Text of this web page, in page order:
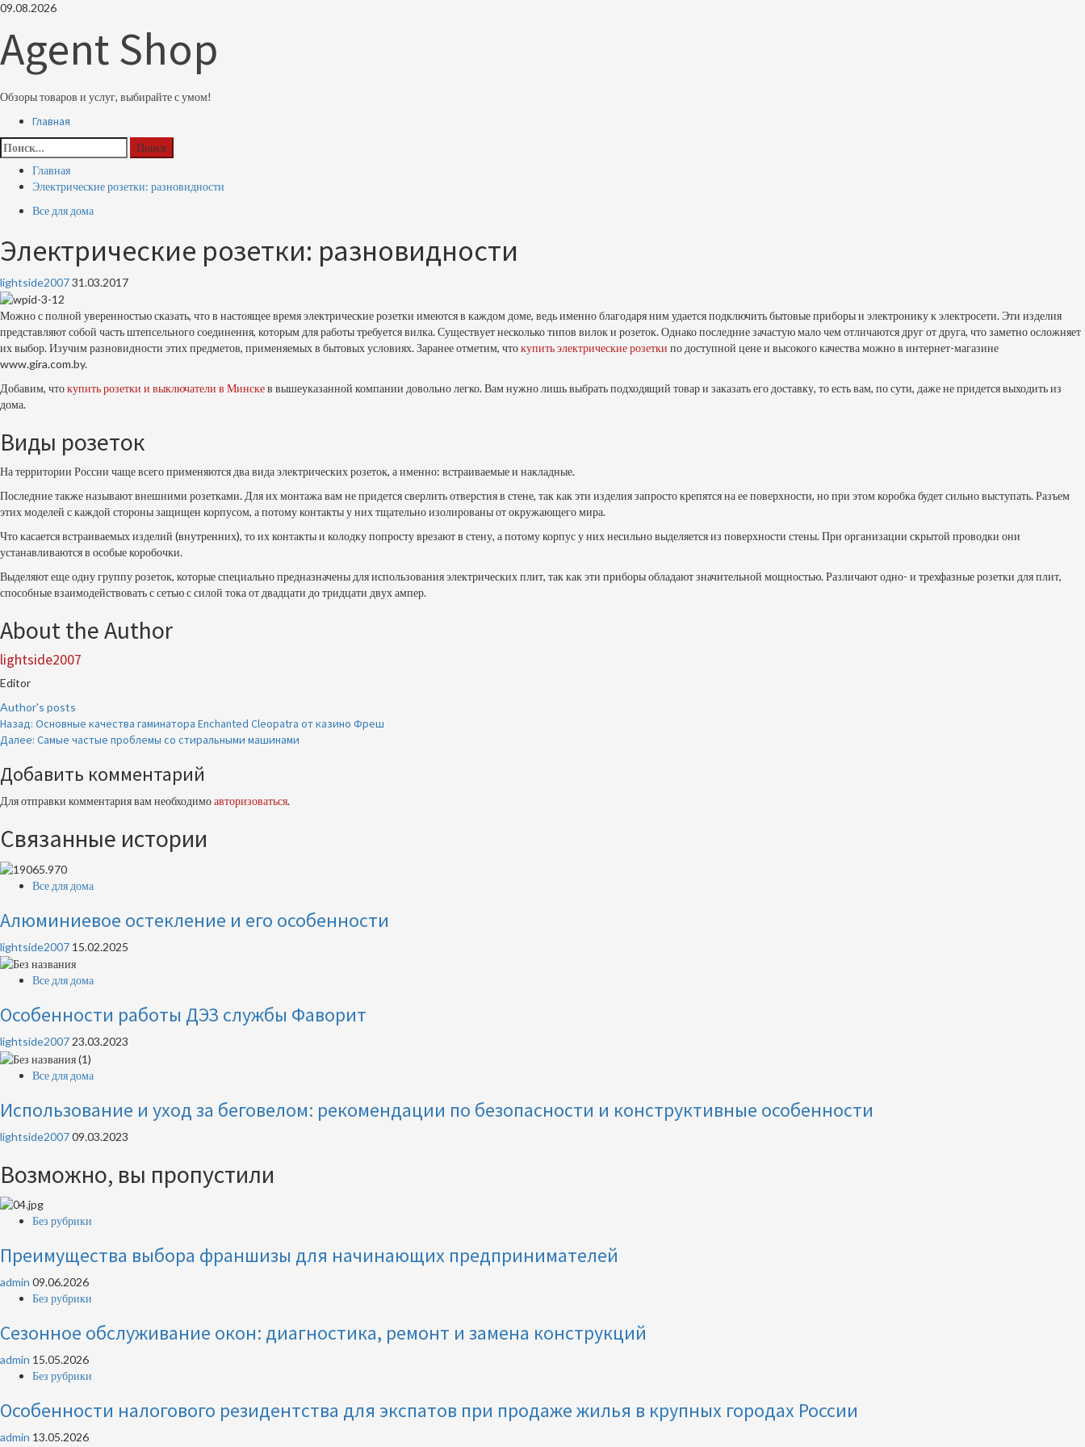
Перейти
содержимому
09.08.2026
Agent Shop
Обзоры товаров и услуг, выбирайте с умом!
Основное
меню
Главная
Найти:
Главная
Электрические розетки: разновидности
Все для дома
Электрические розетки: разновидности
lightside200731.03.2017
Можно с полной уверенностью сказать, что в настоящее время электрические розетки имеются в каждом доме, ведь именно благодаря ним удается подключить бытовые приборы и электронику к электросети. Эти изделия
представляют собой часть штепсельного соединения, которым для работы требуется вилка. Существует несколько типов вилок и розеток. Однако последние зачастую мало чем отличаются друг от друга, что заметно осложняет
их выбор. Изучим разновидности этих предметов, применяемых в бытовых условиях. Заранее отметим, чтокупить электрические розетки по доступной цене и высокого качества можно в интернет-магазине
www.gira.com.by.
Добавим, чтокупить розетки и выключатели в Минскев вышеуказанной компании довольно легко. Вам нужно лишь выбрать подходящий товар и заказать его доставку, то есть вам, по сути, даже не придется выходить из
дома.
Виды розеток
На территории России чаще всего применяются два вида электрических розеток, а именно: встраиваемые и накладные.
Последние также называют внешними розетками. Для их монтажа вам не придется сверлить отверстия в стене, так как эти изделия запросто крепятся на ее поверхности, но при этом коробка будет сильно выступать. Разъем
этих моделей с каждой стороны защищен корпусом, а потому контакты у них тщательно изолированы от окружающего мира.
Что касается встраиваемых изделий (внутренних), то их контакты и колодку попросту врезают в стену, а потому корпус у них несильно выделяется из поверхности стены. При организации скрытой проводки они
устанавливаются в особые коробочки.
Выделяют еще одну группу розеток, которые специально предназначены для использования электрических плит, так как эти приборы обладают значительной мощностью. Различают одно- и трехфазные розетки для плит,
способные взаимодействовать с сетью с силой тока от двадцати до тридцати двух ампер.
About the Author
lightside2007
Editor
Author's posts
Продолжить
чтение
Назад: Основные качества гаминатора Enchanted Cleopatra от казино Фреш
Далее: Самые частые проблемы со стиральными машинами
Добавить комментарий
Для отправки комментария вам необходимоавторизоваться.
Связанные истории
Все для дома
Алюминиевое остекление и его особенности
lightside2007 15.02.2025
Все для дома
Особенности работы ДЭЗ службы Фаворит
lightside2007 23.03.2023
Все для дома
Использование и уход за беговелом: рекомендации по безопасности и конструктивные особенности
lightside200709.03.2023
Возможно, вы пропустили
Без рубрики
Преимущества выбора франшизы для начинающих предпринимателей
admin 09.06.2026
Без рубрики
Сезонное обслуживание окон: диагностика, ремонт и замена конструкций
admin 15.05.2026
Без рубрики
Особенности налогового резидентства для экспатов при продаже жилья в крупных городах России
admin 13.05.2026